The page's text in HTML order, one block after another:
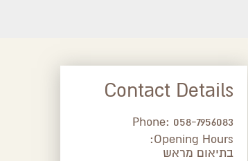
Contact Details
Phone: 058-7956083
Opening Hours:
בתיאום מראש